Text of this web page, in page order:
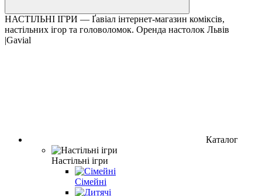
НАСТІЛЬНІ ІГРИ — Ґавіал інтернет-магазин коміксів,
настільних ігор та головоломок. Оренда настолок Львів
|Gavial
Каталог
Настільні ігри
Сімейні